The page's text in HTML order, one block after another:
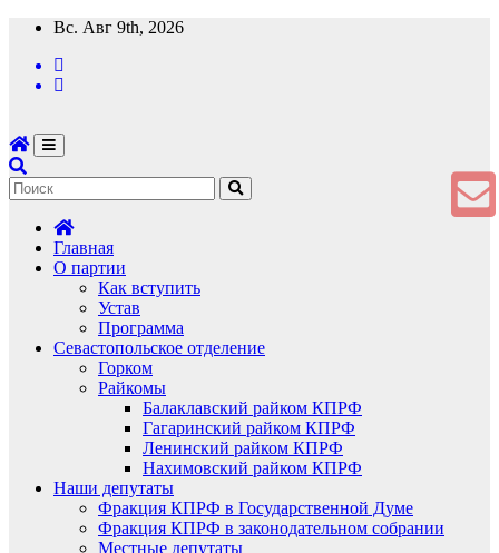
Перейти
содержимому
Вс. Авг 9th, 2026
Главная
О партии
Как вступить
Устав
Программа
Севастопольское отделение
Горком
Райкомы
Балаклавский райком КПРФ
Гагаринский райком КПРФ
Ленинский райком КПРФ
Нахимовский райком КПРФ
Наши депутаты
Фракция КПРФ в Государственной Думе
Фракция КПРФ в законодательном собрании
Местные депутаты